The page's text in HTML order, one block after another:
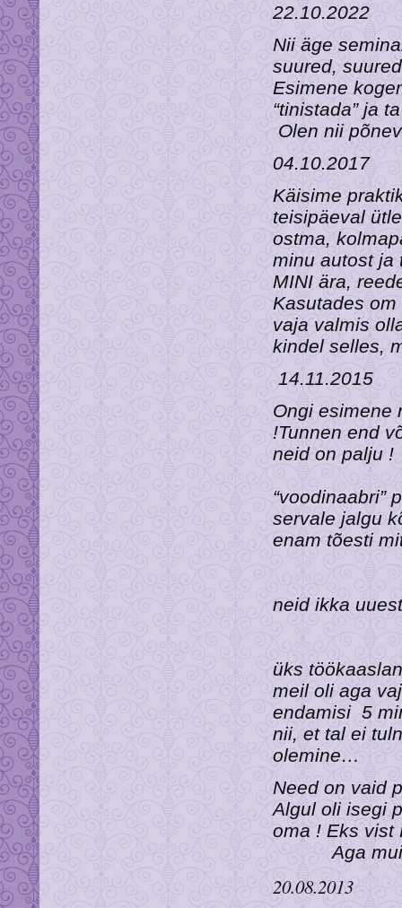
22.10.2022
Nii äge
suured,
Esimene
“tinistada” ja
Olen nii
04.10.2017
Käisime
teisipäeval
ostma,
minu autost ja
MINI ära,
Kasutades
vaja valmis
kindel selles,
14.11.2015
Ongi esimene
!Tunnen end
“voodinaabri”
servale jalgu
enam
neid ikka
üks
meil oli aga
endamisi 5
nii, et tal ei
olemine…
Need on vaid
Algul oli isegi
oma ! Eks
Aga
20.08.2013